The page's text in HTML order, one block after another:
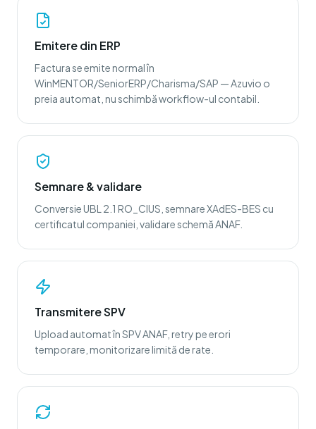
Emitere din ERP
Factura se emite normal în
WinMENTOR/SeniorERP/Charisma/SAP — Azuvio o
preia automat, nu schimbă workflow-ul contabil.
Semnare & validare
Conversie UBL 2.1 RO_CIUS, semnare XAdES-BES cu
certificatul companiei, validare schemă ANAF.
Transmitere SPV
Upload automat în SPV ANAF, retry pe erori
temporare, monitorizare limită de rate.